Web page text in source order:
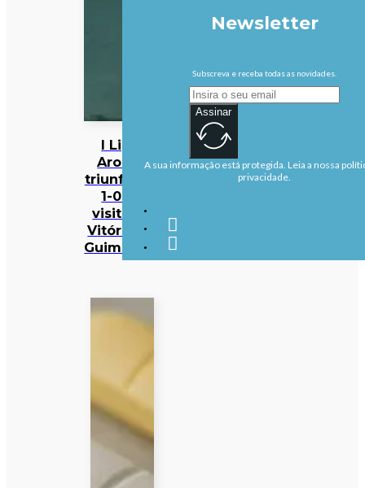
I Liga:
Arouca
triunfa por
1-0 na
visita ao
Vitória de
Guimarães
Newsletter
Subscreva e receba todas as novidades.
Assinar
A sua informação está protegida. Leia a nossa
privacidade.